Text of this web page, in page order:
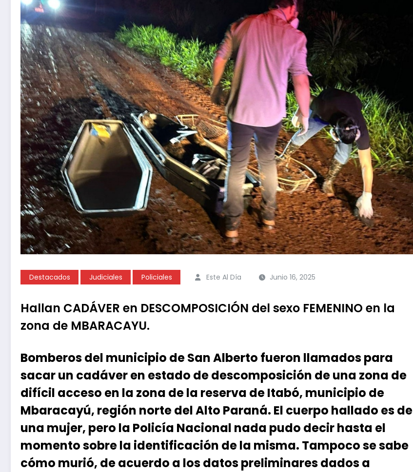
Destacados Judiciales Policiales Este Al Día Junio 16, 2025
Hallan CADÁVER en DESCOMPOSICIÓN del sexo FEMENINO en la
zona de MBARACAYU.
Bomberos del municipio de San Alberto fueron llamados para
sacar un cadáver en estado de descomposición de una zona de
difícil acceso en la zona de la reserva de Itabó, municipio de
Mbaracayú, región norte del Alto Paraná. El cuerpo hallado es de
una mujer, pero la Policía Nacional nada pudo decir hasta el
momento sobre la identificación de la misma. Tampoco se sabe
cómo murió, de acuerdo a los datos preliminares dados a